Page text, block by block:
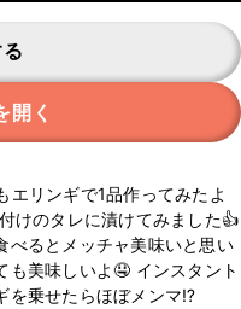
開く
エリンギで1品作ってみたよ
けのタレに漬けてみました👍
べるとメッチャ美味いと思い
も美味しいよ🤤 インスタント
を乗せたらほぼメンマ⁉️